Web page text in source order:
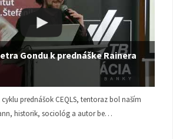
Gondu k prednáške Rainera
prednášok CEQLS, tentoraz bol naším
historik, sociológ a autor be…